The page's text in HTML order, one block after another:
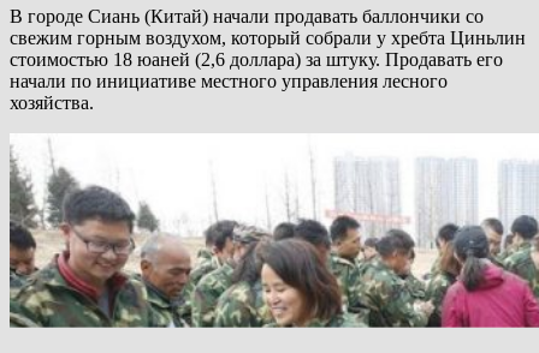
В городе Сиань (Китай) начали продавать баллончики со
свежим горным воздухом, который собрали у хребта Циньлин
стоимостью 18 юаней (2,6 доллара) за штуку. Продавать его
начали по инициативе местного управления лесного
хозяйства.